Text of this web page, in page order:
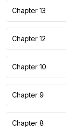
Chapter 13
Chapter 12
Chapter 10
Chapter 9
Chapter 8